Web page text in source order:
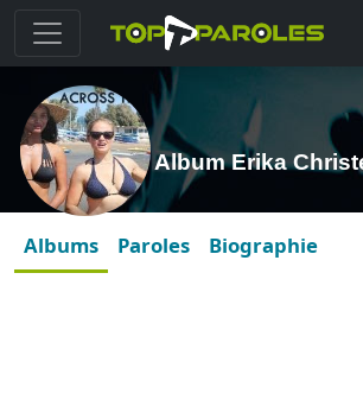
Album Erika
Albums Paroles Biographie